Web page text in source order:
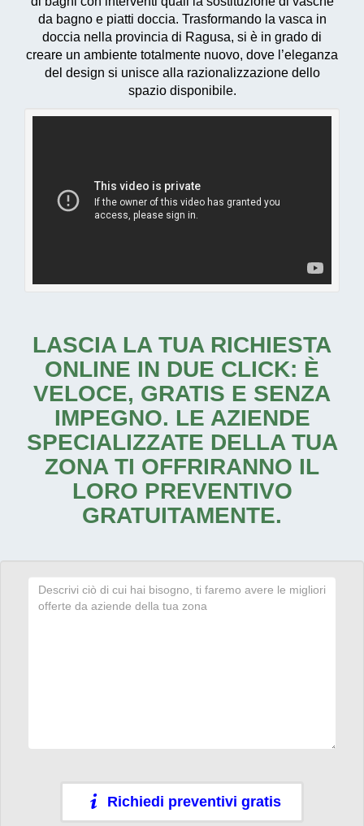
da bagno e piatti doccia. Trasformando la vasca in
doccia nella provincia di Ragusa, si è in grado di
creare un ambiente totalmente nuovo, dove l’eleganza
del design si unisce alla razionalizzazione dello
spazio disponibile.
LASCIA LA TUA RICHIESTA
ONLINE IN DUE CLICK: È
VELOCE, GRATIS E SENZA
IMPEGNO. LE AZIENDE
SPECIALIZZATE DELLA TUA
ZONA TI OFFRIRANNO IL
LORO PREVENTIVO
GRATUITAMENTE.
Richiedi preventivi gratis